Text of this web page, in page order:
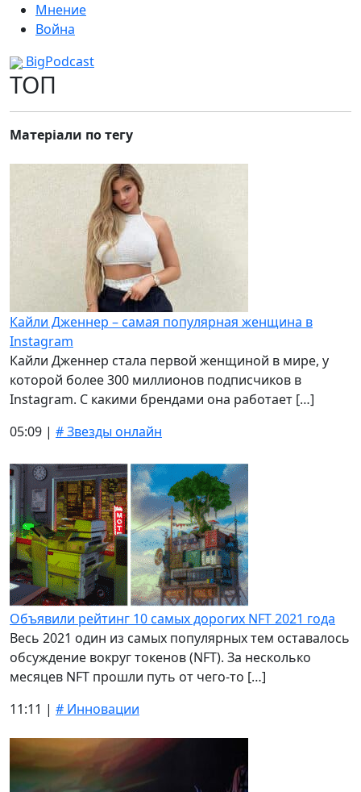
Мнение
Война
BigPodcast
ТОП
Матеріали по тегу
Кайли Дженнер – самая популярная женщина в
Instagram
Кайли Дженнер стала первой женщиной в мире, у
которой более 300 миллионов подписчиков в
Instagram. С какими брендами она работает […]
05:09 | # Звезды онлайн
Объявили рейтинг 10 самых дорогих NFT 2021 года
Весь 2021 один из самых популярных тем оставалось
обсуждение вокруг токенов (NFT). За несколько
месяцев NFT прошли путь от чего-то […]
11:11 | # Инновации